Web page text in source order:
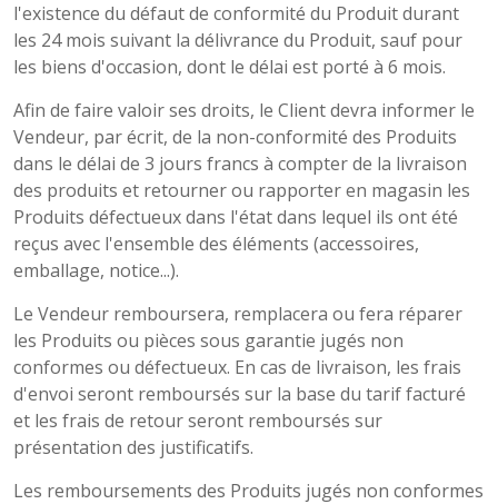
l'existence du défaut de conformité du Produit durant
les 24 mois suivant la délivrance du Produit, sauf pour
les biens d'occasion, dont le délai est porté à 6 mois.
Afin de faire valoir ses droits, le Client devra informer le
Vendeur, par écrit, de la non-conformité des Produits
dans le délai de 3 jours francs à compter de la livraison
des produits et retourner ou rapporter en magasin les
Produits défectueux dans l'état dans lequel ils ont été
reçus avec l'ensemble des éléments (accessoires,
emballage, notice...).
Le Vendeur remboursera, remplacera ou fera réparer
les Produits ou pièces sous garantie jugés non
conformes ou défectueux. En cas de livraison, les frais
d'envoi seront remboursés sur la base du tarif facturé
et les frais de retour seront remboursés sur
présentation des justificatifs.
Les remboursements des Produits jugés non conformes